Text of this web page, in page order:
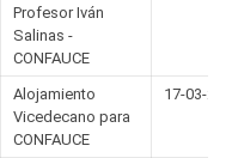
Profesor Iván
Salinas -
CONFAUCE
Alojamiento
Vicedecano para
CONFAUCE
17-03-